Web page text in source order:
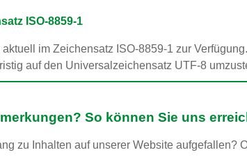
ISO-8859-1
im Zeichensatz ISO-8859-1 zur
auf den Universalzeichensatz UTF-8
So können Sie uns
zu Inhalten auf unserer Website aufgefallen?